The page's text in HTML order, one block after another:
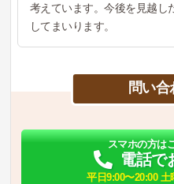
考えています。今後を見越し
してまいります。
問い合
スマホの方は
電話で
平日9:00〜20:00 土